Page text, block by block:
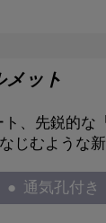
メット
、先鋭的な
じむような
通気孔付き